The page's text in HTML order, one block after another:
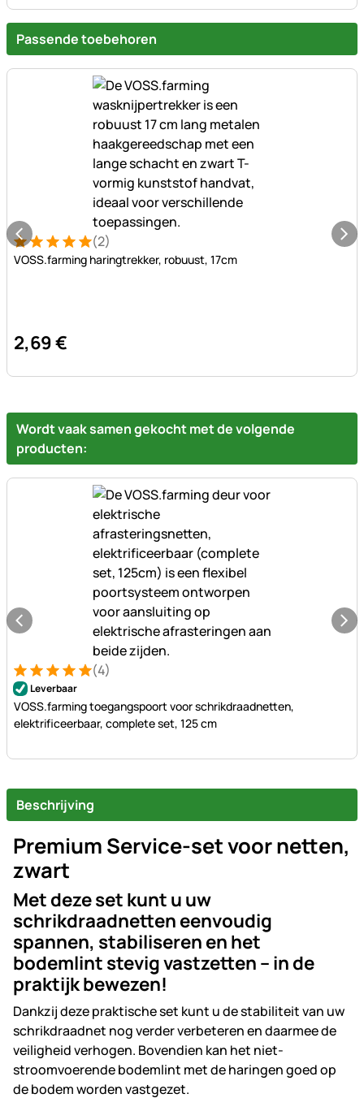
Passende toebehoren
Beoordeling: 5 van 5 (2 beoordelingen)
2 Bewertungen
(2)
VOSS.farming haringtrekker, robuust, 17cm
2,69€
Wordt vaak samen gekocht met de volgende
producten:
Beoordeling: 5 van 5 (4 beoordelingen)
4 Bewertungen
(4)
Leverbaar
VOSS.farming toegangspoort voor schrikdraadnetten,
elektrificeerbaar, complete set, 125 cm
Beschrijving
Premium Service-set voor netten,
zwart
Met deze set kunt u uw
schrikdraadnetten eenvoudig
spannen, stabiliseren en het
bodemlint stevig vastzetten – in de
praktijk bewezen!
Dankzij deze praktische set kunt u de stabiliteit van uw
schrikdraadnet nog verder verbeteren en daarmee de
veiligheid verhogen. Bovendien kan het niet-
stroomvoerende bodemlint met de haringen goed op
de bodem worden vastgezet.